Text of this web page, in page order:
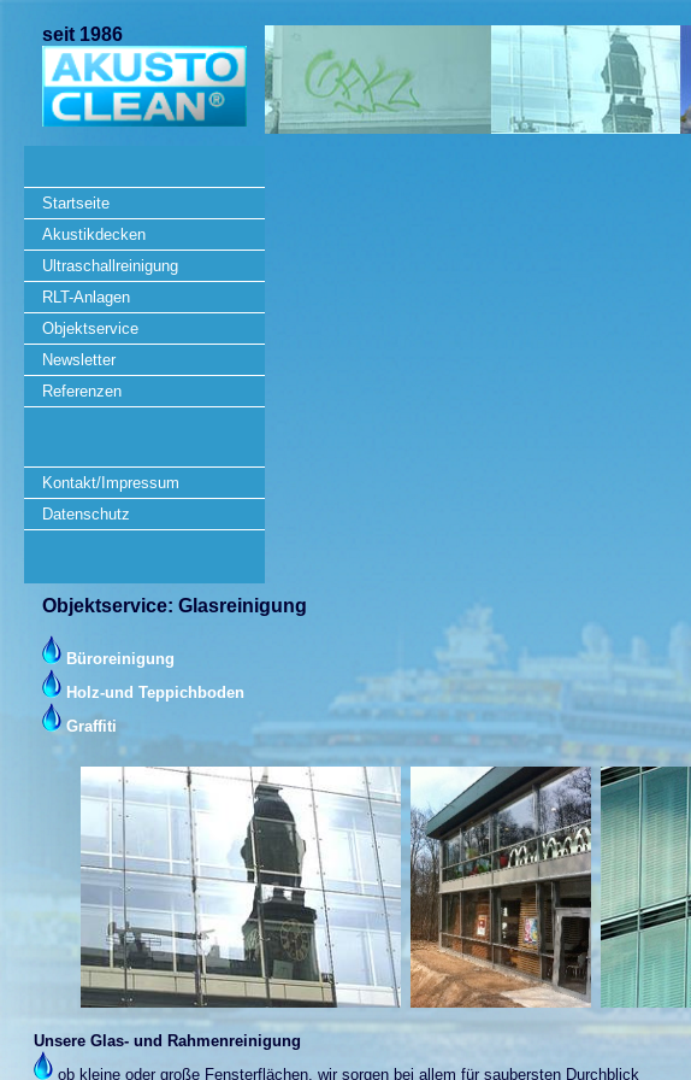
seit 1986
Startseite
Akustikdecken
Ultraschallreinigung
RLT-Anlagen
Objektservice
Newsletter
Referenzen
Kontakt/Impressum
Datenschutz
Objektservice: Glasreinigung
Büroreinigung
Holz-und Teppichboden
Graffiti
Unsere Glas- und Rahmenreinigung
ob kleine oder große Fensterflächen, wir sorgen bei allem für saubersten Durchblick